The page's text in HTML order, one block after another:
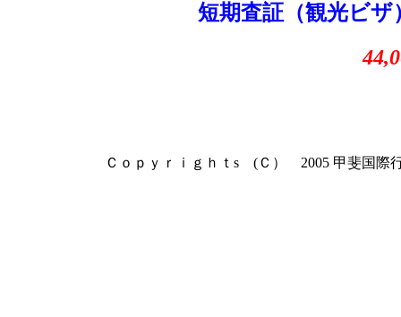
短期査証（観光ビザ
Ｃｏｐｙｒｉｇｈｔs (Ｃ） 2005 甲斐国際